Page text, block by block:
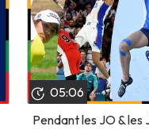
05:06
Pendant les JO & les